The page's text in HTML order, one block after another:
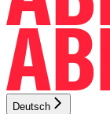
Deutsch